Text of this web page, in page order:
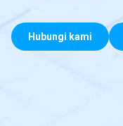
Hubungi kami